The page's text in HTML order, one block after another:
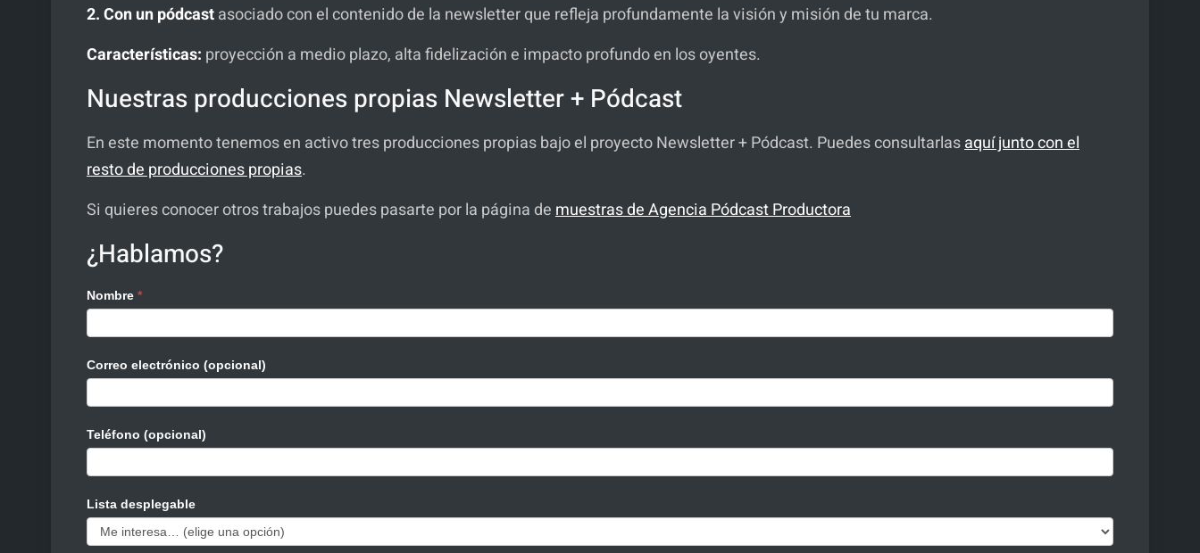
2. Con un pódcastasociado con el contenido de la newsletter que refleja profundamente la visión y misión de tu marca.
Características: proyección a medio plazo, alta fidelización e impacto profundo en los oyentes.
Nuestras producciones propias Newsletter + Pódcast
En este momento tenemos en activo tres producciones propias bajo el proyecto Newsletter + Pódcast. Puedes consultarlasaquí junto con el
resto de producciones propias.
Si quieres conocer otros trabajos puedes pasarte por la página demuestras de Agencia Pódcast Productora
¿Hablamos?
Contacto
Nombre *
Correo electrónico (opcional)
Teléfono (opcional)
Lista desplegable